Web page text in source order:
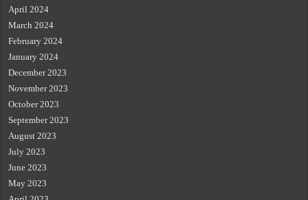
April 2024
March 2024
February 2024
January 2024
December 2023
November 2023
October 2023
September 2023
August 2023
July 2023
June 2023
May 2023